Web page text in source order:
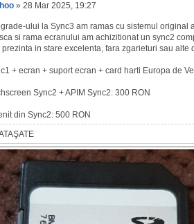
» 28 Mar 2025, 19:27
ului la Sync3 am ramas cu sistemul
si rama ecranului am achizitionat un sync2
prezinta in stare excelenta, fara zgarieturi sau alte
+ ecran + suport ecran + card harti Europa de
Sync2 + APIM Sync2: 300 RON
din Sync2: 500 RON